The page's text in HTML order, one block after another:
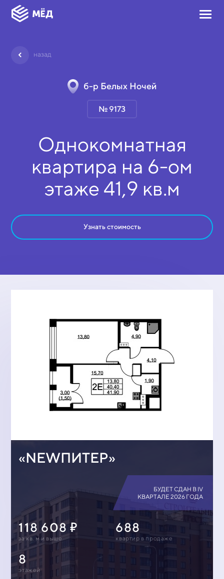
назад
б-р Белых Ночей
№ 9173
Однокомнатная
квартира на 6-ом
этаже 41,9 кв.м
Узнать стоимость
«NEWПИТЕР»
БУДЕТ СДАН В IV
КВАРТАЛЕ 2026 ГОДА
118 608
за кв. м и выше
688
квартир в продаже
8
этажей